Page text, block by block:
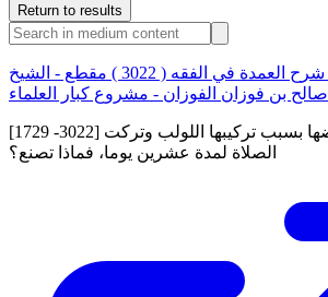
Return to results
سؤال وجواب من شرح العمدة في الفقه ( 3022 ) مقطع - الشيخ
صالح بن فوزان الفوزان - مشروع كبار العلماء
[1729 -3022] امرأة طالت مدة حيضها بسبب تركيبها اللولب وتركت
الصلاة لمدة عشرين يوما، فماذا تصنع؟